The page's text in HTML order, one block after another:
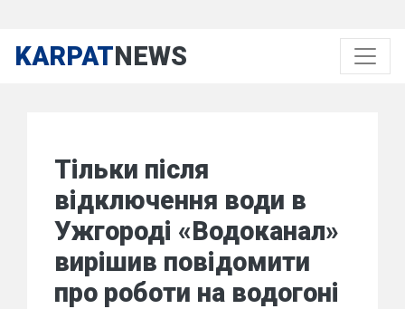
KARPATNEWS
Тільки після
відключення води в
Ужгороді «Водоканал»
вирішив повідомити
про роботи на водогоні